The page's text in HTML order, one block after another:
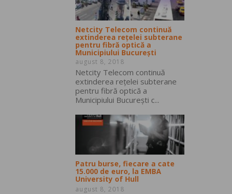
Netcity Telecom continuă
extinderea rețelei subterane
pentru fibră optică a
Municipiului București
august 8, 2018
Netcity Telecom continuă
extinderea rețelei subterane
pentru fibră optică a
Municipiului București c...
Patru burse, fiecare a cate
15.000 de euro, la EMBA
University of Hull
august 8, 2018